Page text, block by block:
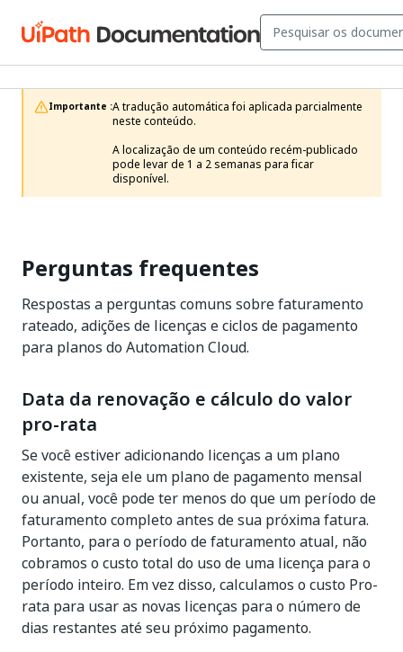
Importante :A tradução automática foi aplicada parcialmente
neste conteúdo.
A localização de um conteúdo recém-publicado
pode levar de 1 a 2 semanas para ficar
disponível.
Perguntas frequentes
Respostas a perguntas comuns sobre faturamento
rateado, adições de licenças e ciclos de pagamento
para planos do Automation Cloud.
Data da renovação e cálculo do valor
pro-rata
Se você estiver adicionando licenças a um plano
existente, seja ele um plano de pagamento mensal
ou anual, você pode ter menos do que um período de
faturamento completo antes de sua próxima fatura.
Portanto, para o período de faturamento atual, não
cobramos o custo total do uso de uma licença para o
período inteiro. Em vez disso, calculamos o custo Pro-
rata para usar as novas licenças para o número de
dias restantes até seu próximo pagamento.